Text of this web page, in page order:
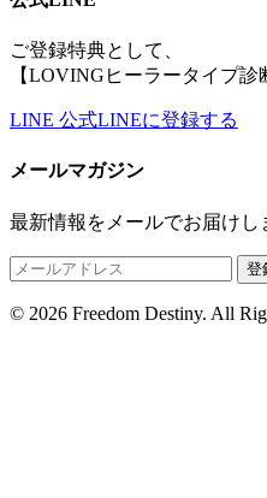
ご登録特典として、
【LOVINGヒーラータイプ診
LINE 公式LINEに登録する
メールマガジン
最新情報をメールでお届けし
登
© 2026 Freedom Destiny. All